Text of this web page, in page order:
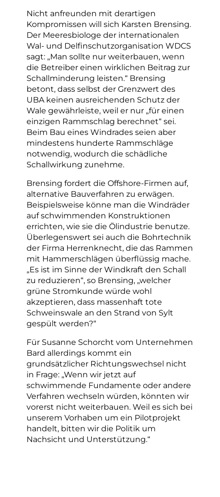
Nicht anfreunden mit derartigen
Kompromissen will sich Karsten Brensing.
Der Meeresbiologe der internationalen
Wal- und Delfinschutzorganisation WDCS
sagt: „Man sollte nur weiterbauen, wenn
die Betreiber einen wirklichen Beitrag zur
Schallminderung leisten.“ Brensing
betont, dass selbst der Grenzwert des
UBA keinen ausreichenden Schutz der
Wale gewährleiste, weil er nur „für einen
einzigen Rammschlag berechnet“ sei.
Beim Bau eines Windrades seien aber
mindestens hunderte Rammschläge
notwendig, wodurch die schädliche
Schallwirkung zunehme.
Brensing fordert die Offshore-Firmen auf,
alternative Bauverfahren zu erwägen.
Beispielsweise könne man die Windräder
auf schwimmenden Konstruktionen
errichten, wie sie die Ölindustrie benutze.
Überlegenswert sei auch die Bohrtechnik
der Firma Herrenknecht, die das Rammen
mit Hammerschlägen überflüssig mache.
„Es ist im Sinne der Windkraft den Schall
zu reduzieren“, so Brensing, „welcher
grüne Stromkunde würde wohl
akzeptieren, dass massenhaft tote
Schweinswale an den Strand von Sylt
gespült werden?“
Für Susanne Schorcht vom Unternehmen
Bard allerdings kommt ein
grundsätzlicher Richtungswechsel nicht
in Frage: „Wenn wir jetzt auf
schwimmende Fundamente oder andere
Verfahren wechseln würden, könnten wir
vorerst nicht weiterbauen. Weil es sich bei
unserem Vorhaben um ein Pilotprojekt
handelt, bitten wir die Politik um
Nachsicht und Unterstützung.“